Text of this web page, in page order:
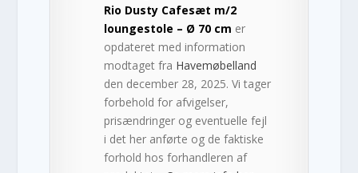
Rio Dusty Cafesæt m/2
loungestole – Ø 70 cm er
opdateret med information
modtaget fra Havemøbelland
den december 28, 2025. Vi tager
forbehold for afvigelser,
prisændringer og eventuelle fejl
i det her anførte og de faktiske
forhold hos forhandleren af